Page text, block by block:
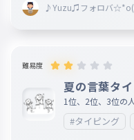
ワイングラス
032
としょいいん
033 ショートケ
♪Yuzu♫フォロバ
難易度
夏の言葉タ
1位、2位、3位の
#タイピング